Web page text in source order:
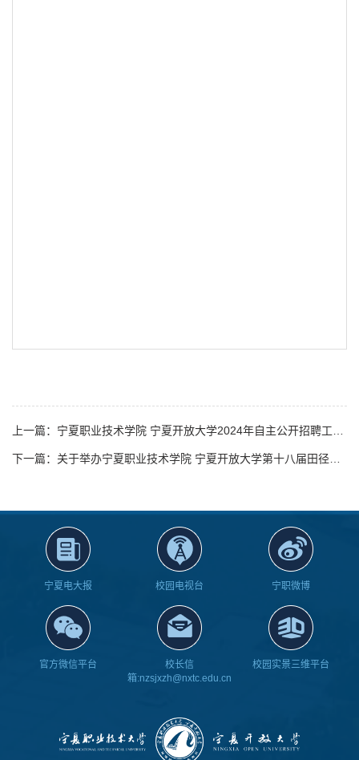
宁夏电大报 校园电视台 宁职微博
官方微信平台
校长信
箱:nzsjxzh@nxtc.edu.cn
校园实景三维平台